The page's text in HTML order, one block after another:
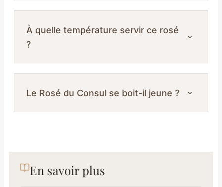
À quelle température servir ce rosé
?
Le Rosé du Consul se boit-il jeune ?
En savoir plus